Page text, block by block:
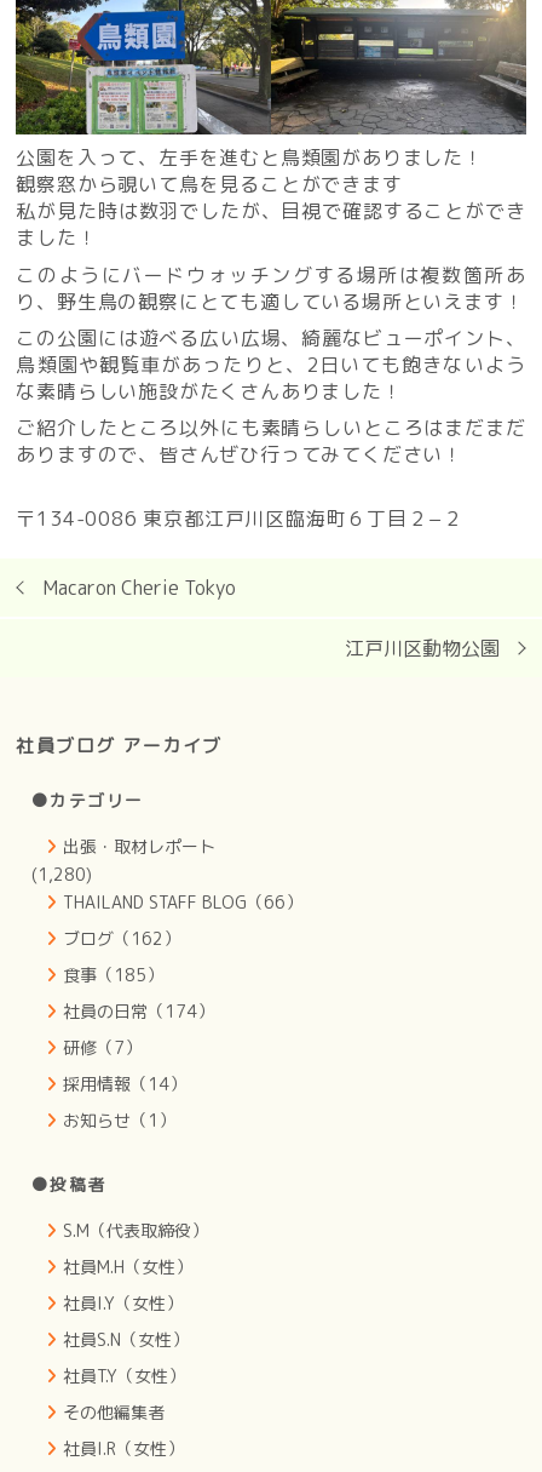
公園を入って、左手を進むと鳥類園がありました！
観察窓から覗いて鳥を見ることができます
私が見た時は数羽でしたが、目視で確認することができ
ました！
このようにバードウォッチングする場所は複数箇所あ
り、野生鳥の観察にとても適している場所といえます！
この公園には遊べる広い広場、綺麗なビューポイント、
鳥類園や観覧車があったりと、2日いても飽きないよう
な素晴らしい施設がたくさんありました！
ご紹介したところ以外にも素晴らしいところはまだまだ
ありますので、皆さんぜひ行ってみてください！
〒134-0086 東京都江戸川区臨海町６丁目２−２
Macaron Cherie Tokyo
江戸川区動物公園
社員ブログ アーカイブ
●カテゴリー
出張・取材レポート
(1,280)
THAILAND STAFF BLOG（66）
ブログ（162）
食事（185）
社員の日常（174）
研修（7）
採用情報（14）
お知らせ（1）
●投稿者
S.M（代表取締役）
社員M.H（女性）
社員I.Y（女性）
社員S.N（女性）
社員T.Y（女性）
その他編集者
社員I.R（女性）